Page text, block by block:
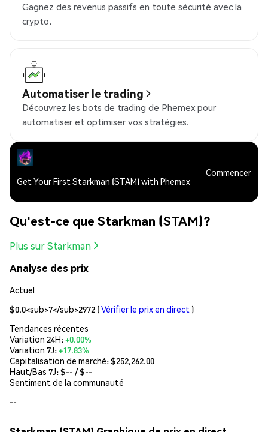
Gagnez des revenus passifs en toute sécurité avec la
crypto.
Automatiser le trading
Découvrez les bots de trading de Phemex pour
automatiser et optimiser vos stratégies.
Get Your First Starkman (STAM) with Phemex
Commencer
Qu'est-ce que Starkman (STAM)?
Plus sur Starkman
Analyse des prix
Actuel
$0.0<sub>7</sub>2972 (Vérifier le prix en direct )
Tendances récentes
Variation 24H:+0.00%
Variation 7J:+17.83%
Capitalisation de marché:$252,262.00
Haut/Bas 7J: $-- / $--
Sentiment de la communauté
--